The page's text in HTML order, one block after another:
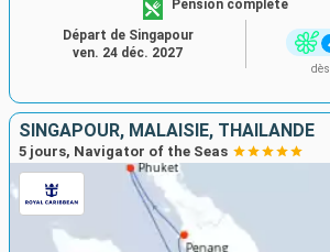
Pension complète
dès
Départ de Singapour
ven. 24 déc. 2027
SINGAPOUR, MALAISIE, THAÏLANDE
5 jours, Navigator of the Seas